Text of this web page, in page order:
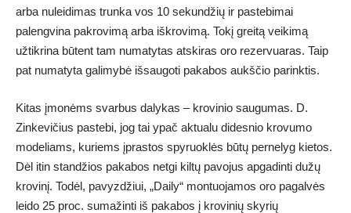
arba nuleidimas trunka vos 10 sekundžių ir pastebimai
palengvina pakrovimą arba iškrovimą. Tokį greitą veikimą
užtikrina būtent tam numatytas atskiras oro rezervuaras. Taip
pat numatyta galimybė išsaugoti pakabos aukščio parinktis.
Kitas įmonėms svarbus dalykas – krovinio saugumas. D.
Zinkevičius pastebi, jog tai ypač aktualu didesnio krovumo
modeliams, kuriems įprastos spyruoklės būtų pernelyg kietos.
Dėl itin standžios pakabos netgi kiltų pavojus apgadinti dužų
krovinį. Todėl, pavyzdžiui, „Daily“ montuojamos oro pagalvės
leido 25 proc. sumažinti iš pakabos į krovinių skyrių